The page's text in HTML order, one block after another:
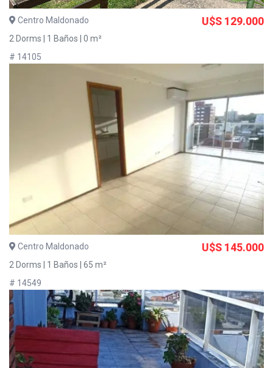
Centro Maldonado U$S 129.000
2 Dorms | 1 Baños | 0 m²
# 14105
Centro Maldonado U$S 145.000
2 Dorms | 1 Baños | 65 m²
# 14549